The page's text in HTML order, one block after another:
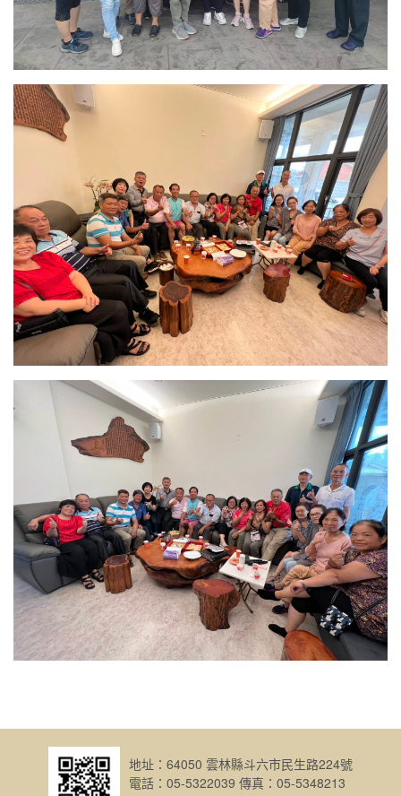
地址：64050 雲林縣斗六市民生路224號
電話：05-5322039 傳真：05-5348213